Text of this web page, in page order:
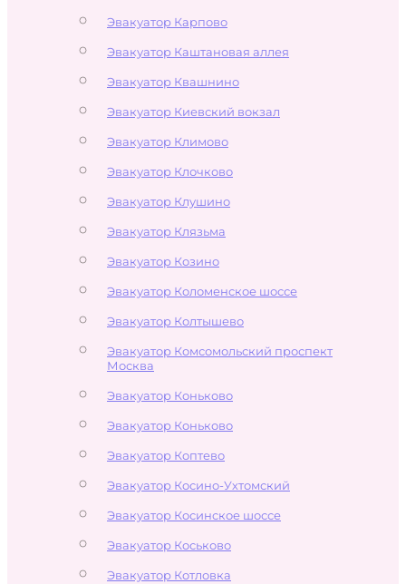
Эвакуатор Карпово
Эвакуатор Каштановая аллея
Эвакуатор Квашнино
Эвакуатор Киевский вокзал
Эвакуатор Климово
Эвакуатор Клочково
Эвакуатор Клушино
Эвакуатор Клязьма
Эвакуатор Козино
Эвакуатор Коломенское шоссе
Эвакуатор Колтышево
Эвакуатор Комсомольский проспект
Москва
Эвакуатор Коньково
Эвакуатор Коньково
Эвакуатор Коптево
Эвакуатор Косино-Ухтомский
Эвакуатор Косинское шоссе
Эвакуатор Коськово
Эвакуатор Котловка